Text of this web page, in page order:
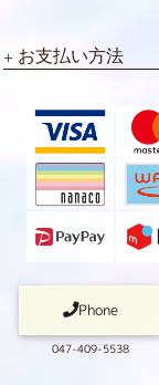
お支払い方法
Phone
047-409-5538